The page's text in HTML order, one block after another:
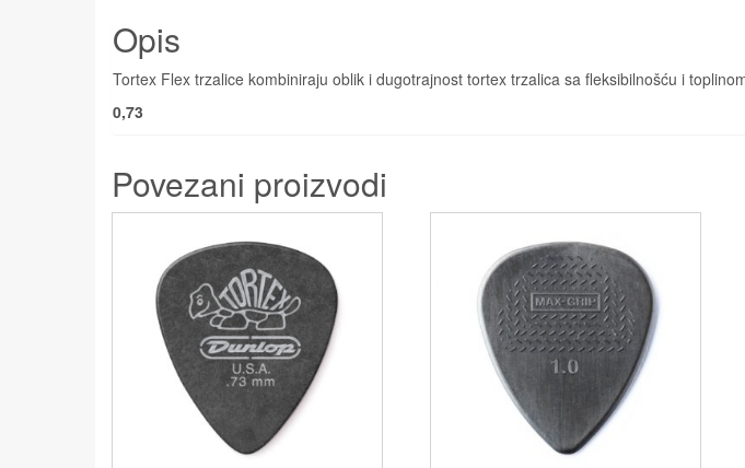
Opis
Tortex Flex trzalice kombiniraju oblik i dugotrajnost tortex trzalica sa fleksibilnošću i
0,73
Povezani proizvodi